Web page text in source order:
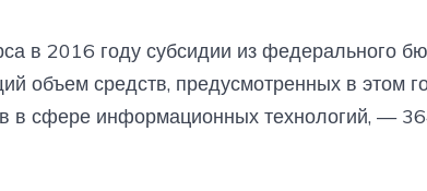
в 2016 году субсидии из федерального
объем средств, предусмотренных в этом
в сфере информационных технологий, —